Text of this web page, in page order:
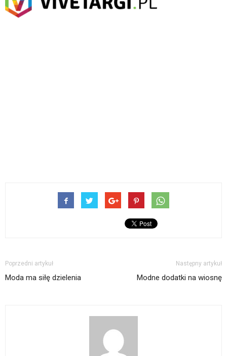
Poprzedni artykuł
Moda ma siłę dzielenia
Następny artykuł
Modne dodatki na wiosnę